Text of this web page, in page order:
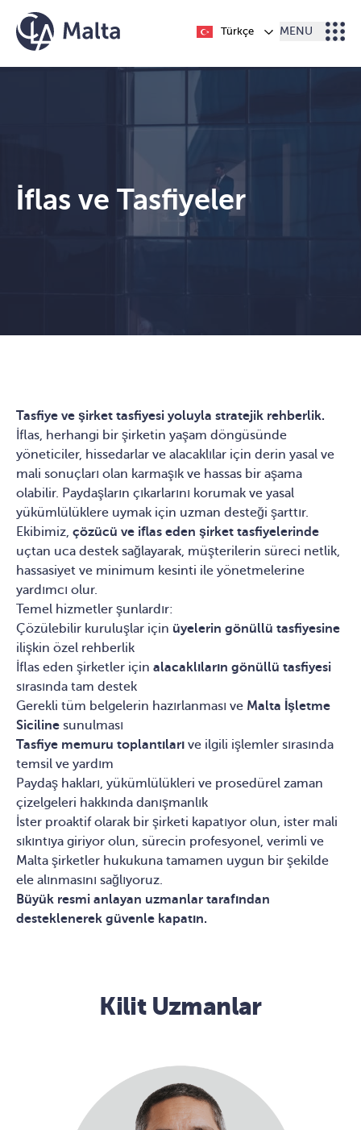
İçeriğe geç
Türkçe MENU
İflas ve Tasfiyeler
Tasfiye ve şirket tasfiyesi yoluyla stratejik rehberlik.
İflas, herhangi bir şirketin yaşam döngüsünde
yöneticiler, hissedarlar ve alacaklılar için derin yasal ve
mali sonuçları olan karmaşık ve hassas bir aşama
olabilir. Paydaşların çıkarlarını korumak ve yasal
yükümlülüklere uymak için uzman desteği şarttır.
Ekibimiz, çözücü ve iflas eden şirket tasfiyelerinde
uçtan uca destek sağlayarak, müşterilerin süreci netlik,
hassasiyet ve minimum kesinti ile yönetmelerine
yardımcı olur.
Temel hizmetler şunlardır:
Çözülebilir kuruluşlar için üyelerin gönüllü tasfiyesine
ilişkin özel rehberlik
İflas eden şirketler için alacaklıların gönüllü tasfiyesi
sırasında tam destek
Gerekli tüm belgelerin hazırlanması ve Malta İşletme
Siciline sunulması
Tasfiye memuru toplantıları ve ilgili işlemler sırasında
temsil ve yardım
Paydaş hakları, yükümlülükleri ve prosedürel zaman
çizelgeleri hakkında danışmanlık
İster proaktif olarak bir şirketi kapatıyor olun, ister mali
sıkıntıya giriyor olun, sürecin profesyonel, verimli ve
Malta şirketler hukukuna tamamen uygun bir şekilde
ele alınmasını sağlıyoruz.
Büyük resmi anlayan uzmanlar tarafından
desteklenerek güvenle kapatın.
Kilit Uzmanlar